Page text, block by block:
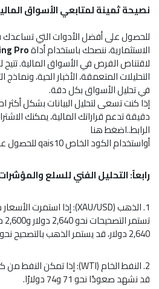
نصيحة ثمينة لمتابعي الأسواق
للحصول على أفضل الأدوات التي تساعدك
الاستثمارية، ننصحك باستخدام أداة
لاقتناص الفرص في الأسواق المالية.
التحليلات المتعمقة، الأخبار الحية،
في تحليل الأسواق بكل دقة.
إذا كنت تسعى لتحليل البيانات بشكل أكثر
الرابط..اضغط هنا
أواستخدام الكود الخاص qais10 للحصول على خصم حصري .
رابعاً: التحليل الفني للسلع
2,640 دولار، قد يستمر الذهب بالتصحيح نحو 2,560 دولار.
قد نشهد صعودًا نحو 71 و74 دولارًا.